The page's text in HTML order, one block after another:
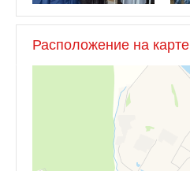
Расположение на карте